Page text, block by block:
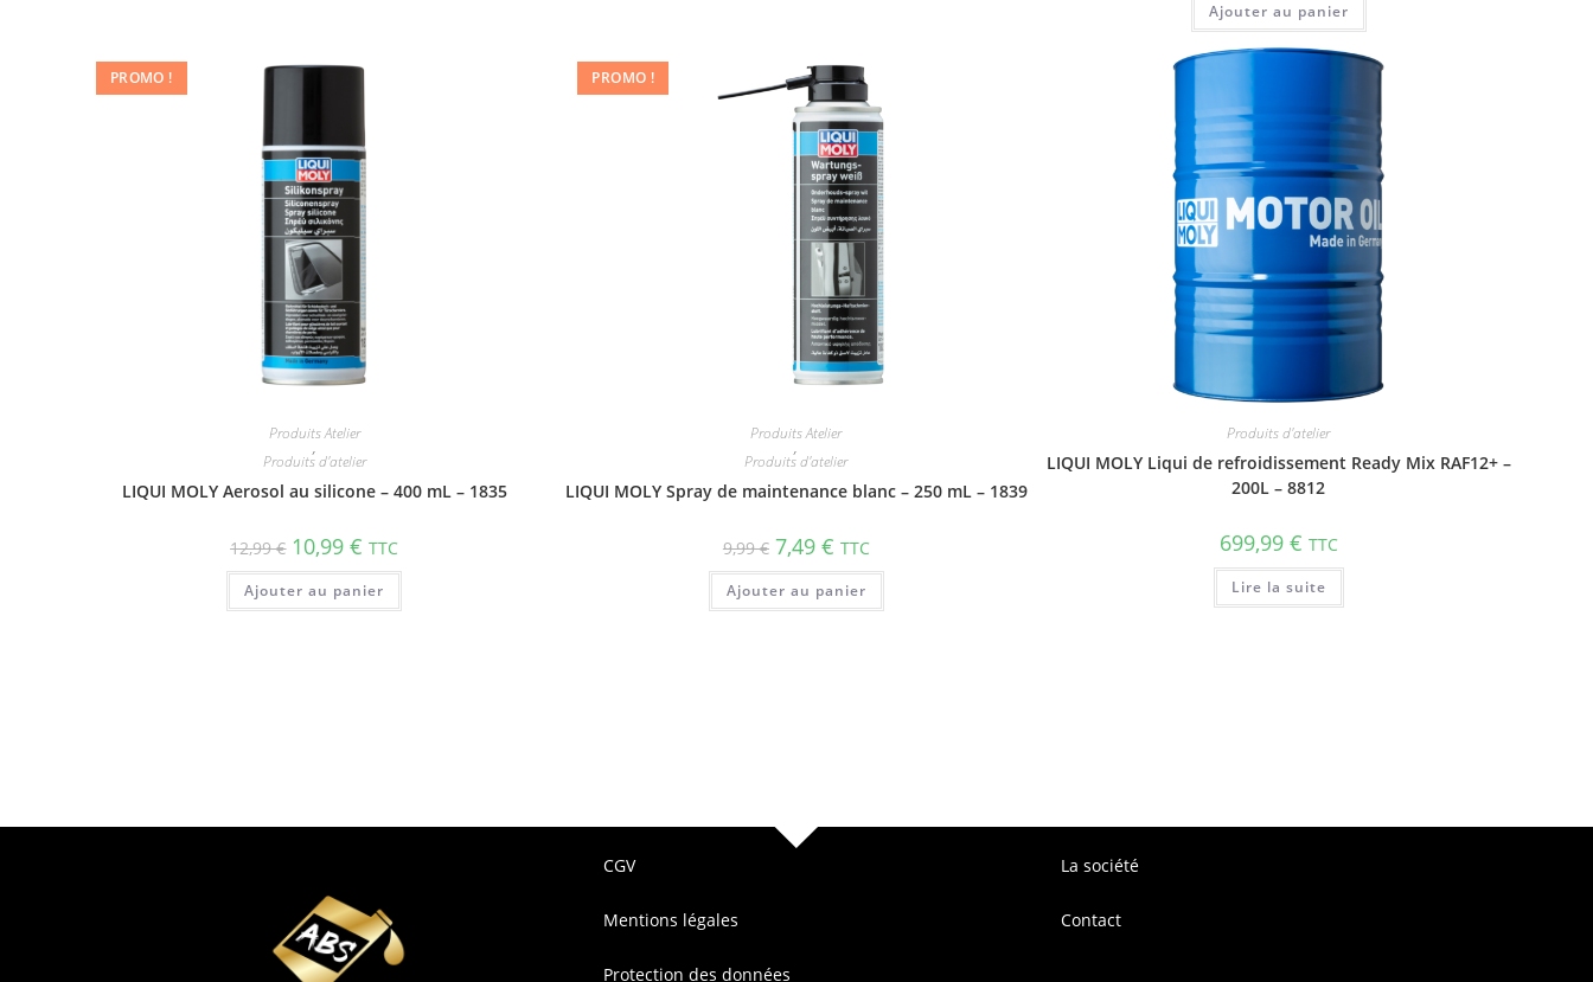
Ajouter au panier
PROMO !
Produits Atelier
,
Produits d'atelier
LIQUI MOLY Aerosol au silicone – 400 mL – 1835
12,99€ 10,99€ TTC
Ajouter au panier
PROMO !
Produits Atelier
,
Produits d'atelier
LIQUI MOLY Spray de maintenance blanc – 250 mL – 1839
9,99€ 7,49 € TTC
Ajouter au panier
Produits d'atelier
LIQUI MOLY Liqui de refroidissement Ready Mix RAF12+ –
200L – 8812
699,99 € TTC
Lire la suite
CGV
Mentions légales
Protection des données
La société
Contact